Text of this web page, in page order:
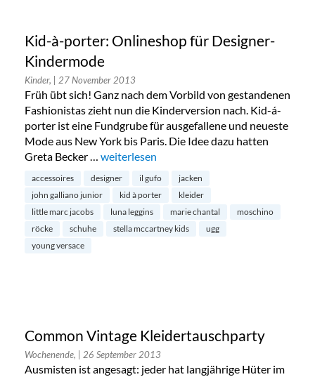
Kid-à-porter: Onlineshop für Designer-
Kindermode
Kinder, | 27 November 2013
Früh übt sich! Ganz nach dem Vorbild von gestandenen
Fashionistas zieht nun die Kinderversion nach. Kid-á-
porter ist eine Fundgrube für ausgefallene und neueste
Mode aus New York bis Paris. Die Idee dazu hatten
Greta Becker … „Kid-à-porter: Onlineshop für Designer-
weiterlesen
accessoires designer il gufo
jacken
john galliano junior
kid à porter
kleider
little marc jacobs
luna leggins marie chantal
moschino
röcke
schuhe stella mccartney kids
ugg
young versace
Common Vintage Kleidertauschparty
Wochenende, | 26 September 2013
Ausmisten ist angesagt: jeder hat langjährige Hüter im